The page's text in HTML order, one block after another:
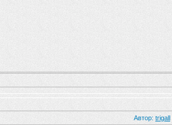
Автор: trigall